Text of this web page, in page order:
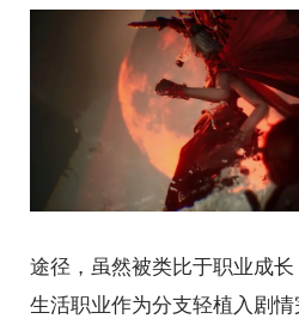
途径，虽然被类比于职业成
生活职业作为分支轻植入剧